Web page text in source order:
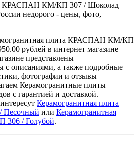
КРАСПАН КМ/КП 307 / Шоколад
недорого - цены, фото,
плита КРАСПАН КМ/КП
рублей в интернет магазине
представлены
с описаниями, а также подробные
фотографии и отзывы
Керамогранитные плиты
с гарантией и доставкой.
Керамогранитная плита
или Керамогранитная
/ Голубой.